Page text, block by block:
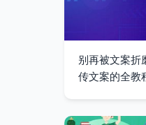
别再被文案折
传文案的全教